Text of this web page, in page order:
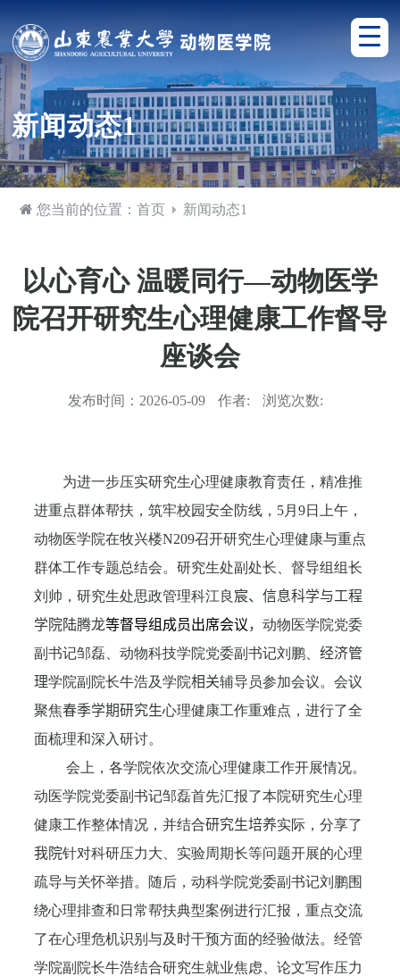
新闻动态1
您当前的位置： 首页 新闻动态1
以心育心 温暖同行—动物医学
院召开研究生心理健康工作督导
座谈会
发布时间： 2026-05-09 作者: 浏览次数:
为进一步压实研究生心理健康教育责任，精准推
进重点群体帮扶，筑牢校园安全防线， 5月 9日上午，
动物医学院在牧兴楼N209召开研究生心理健康与重点
群体工作专题总结会。研究生处副处长、督导组组长
刘帅，研究生处思政管理科江良 宸、信息科学与工程
学院陆腾龙等督导组成员出席会议， 动物医学院党委
副书记邹磊、动物科技学院党委副书记刘鹏、 经济管
理学院副院长牛浩及学院相关辅导员参加会议。会议
聚焦春季学期研究生心理健康工作重难点，进行了全
面梳理和深入研讨。
会上，各学院依次交流心理健康工作开展情况。
动医学院党委副书记邹磊首先汇报了本院研究生心理
健康工作整体情况，并结合研究生培养实际，分享了
我院针对科研压力大、实验周期长等问题开展的心理
疏导与关怀举措。随后，动科学院党委副书记刘鹏围
绕心理排查和日常帮扶典型案例进行汇报，重点交流
了在心理危机识别与及时干预方面的经验做法。经管
学院副院长牛浩结合研究生就业焦虑、论文写作压力